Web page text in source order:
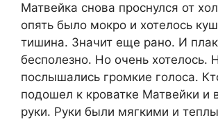
Матвейка снова проснулся от
опять было мокро и хотелось
тишина. Значит еще рано. И
бесполезно. Но очень хотелось.
послышались громкие голоса.
подошел к кроватке Матвейки и
руки. Руки были мягкими и